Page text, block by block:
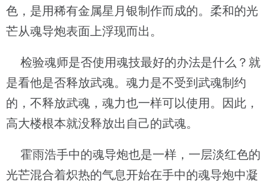
色，是用稀有金属星月银制作而成的。柔和的光
芒从魂导炮表面上浮现而出。
检验魂师是否使用魂技最好的办法是什么？就
是看他是否释放武魂。魂力是不受到武魂制约
的，不释放武魂，魂力也一样可以使用。因此，
高大楼根本就没释放出自己的武魂。
霍雨浩手中的魂导炮也是一样，一层淡红色的
光芒混合着炽热的气息开始在手中的魂导炮中凝